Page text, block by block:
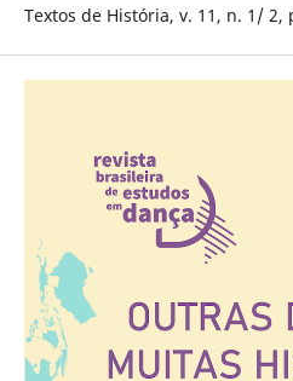
Textos de História, v. 11, n. 1/ 2,